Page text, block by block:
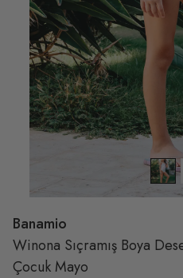
Banamio
Winona Sıçramış Boya
Çocuk Mayo